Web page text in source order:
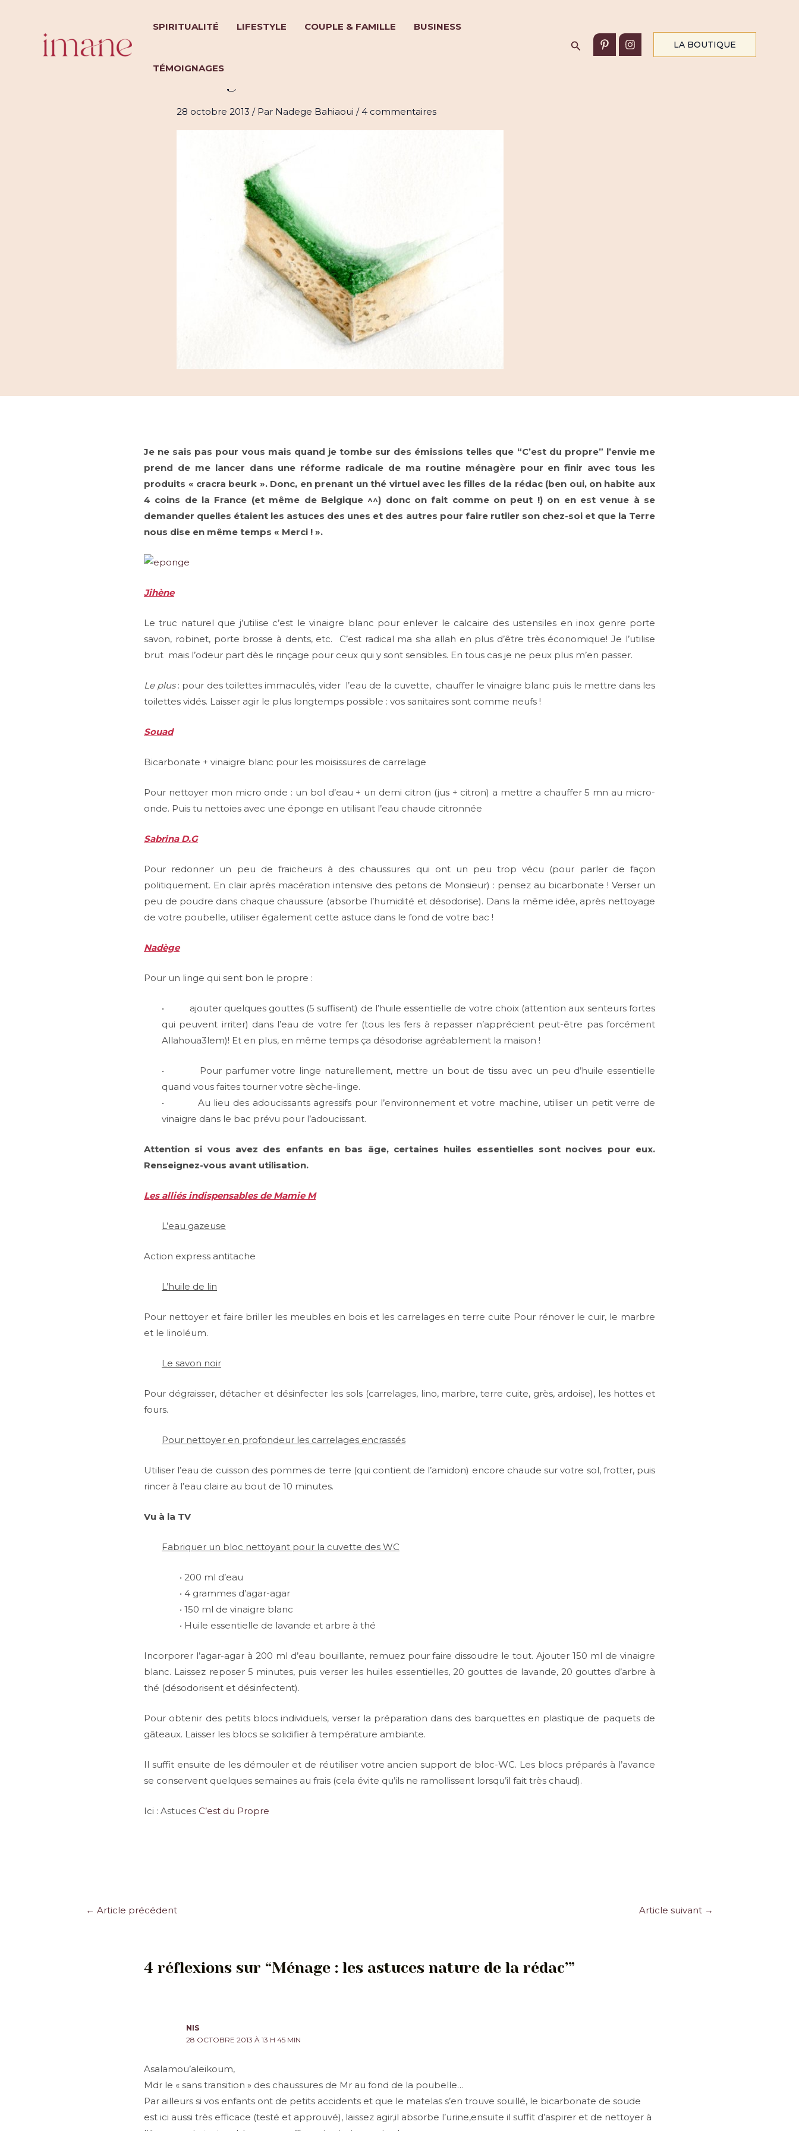
SPIRITUALITÉ LIFESTYLE COUPLE & FAMILLE BUSINESS
TÉMOIGNAGES
Rechercher LA BOUTIQUE
28 octobre 2013 / Par Nadege Bahiaoui /4 commentaires
Je ne sais pas pour vous mais quand je tombe sur des émissions telles que “C’est du propre” l’envie me
prend de me lancer dans une réforme radicale de ma routine ménagère pour en finir avec tous les
produits « cracra beurk ». Donc, en prenant un thé virtuel avec les filles de la rédac (ben oui, on habite aux
4 coins de la France (et même de Belgique ^^) donc on fait comme on peut !) on en est venue à se
demander quelles étaient les astuces des unes et des autres pour faire rutiler son chez-soi et que la Terre
nous dise en même temps « Merci ! ».
Jihène
Le truc naturel que j’utilise c’est le vinaigre blanc pour enlever le calcaire des ustensiles en inox genre porte
savon, robinet, porte brosse à dents, etc. C’est radical ma sha allah en plus d’être très économique! Je l’utilise
brut mais l’odeur part dès le rinçage pour ceux qui y sont sensibles. En tous cas je ne peux plus m’en passer.
Le plus: pour des toilettes immaculés, vider l’eau de la cuvette, chauffer le vinaigre blanc puis le mettre dans les
toilettes vidés. Laisser agir le plus longtemps possible : vos sanitaires sont comme neufs !
Souad
Bicarbonate + vinaigre blanc pour les moisissures de carrelage
Pour nettoyer mon micro onde : un bol d’eau + un demi citron (jus + citron) a mettre a chauffer 5 mn au micro-
onde. Puis tu nettoies avec une éponge en utilisant l’eau chaude citronnée
Sabrina D.G
Pour redonner un peu de fraicheurs à des chaussures qui ont un peu trop vécu (pour parler de façon
politiquement. En clair après macération intensive des petons de Monsieur) : pensez au bicarbonate ! Verser un
peu de poudre dans chaque chaussure (absorbe l’humidité et désodorise). Dans la même idée, après nettoyage
de votre poubelle, utiliser également cette astuce dans le fond de votre bac !
Nadège
Pour un linge qui sent bon le propre :
• ajouter quelques gouttes (5 suffisent) de l’huile essentielle de votre choix (attention aux senteurs fortes
qui peuvent irriter) dans l’eau de votre fer (tous les fers à repasser n’apprécient peut-être pas forcément
Allahoua3lem)! Et en plus, en même temps ça désodorise agréablement la maison !
• Pour parfumer votre linge naturellement, mettre un bout de tissu avec un peu d’huile essentielle
quand vous faites tourner votre sèche-linge.
• Au lieu des adoucissants agressifs pour l’environnement et votre machine, utiliser un petit verre de
vinaigre dans le bac prévu pour l’adoucissant.
Attention si vous avez des enfants en bas âge, certaines huiles essentielles sont nocives pour eux.
Renseignez-vous avant utilisation.
Les alliés indispensables de Mamie M
L’eau gazeuse
Action express antitache
L’huile de lin
Pour nettoyer et faire briller les meubles en bois et les carrelages en terre cuite Pour rénover le cuir, le marbre
et le linoléum.
Le savon noir
Pour dégraisser, détacher et désinfecter les sols (carrelages, lino, marbre, terre cuite, grès, ardoise), les hottes et
fours.
Pour nettoyer en profondeur les carrelages encrassés
Utiliser l’eau de cuisson des pommes de terre (qui contient de l’amidon) encore chaude sur votre sol, frotter, puis
rincer à l’eau claire au bout de 10 minutes.
Vu à la TV
Fabriquer un bloc nettoyant pour la cuvette des WC
• 200 ml d’eau
• 4 grammes d’agar-agar
• 150 ml de vinaigre blanc
• Huile essentielle de lavande et arbre à thé
Incorporer l’agar-agar à 200 ml d’eau bouillante, remuez pour faire dissoudre le tout. Ajouter 150 ml de vinaigre
blanc. Laissez reposer 5 minutes, puis verser les huiles essentielles, 20 gouttes de lavande, 20 gouttes d’arbre à
thé (désodorisent et désinfectent).
Pour obtenir des petits blocs individuels, verser la préparation dans des barquettes en plastique de paquets de
gâteaux. Laisser les blocs se solidifier à température ambiante.
Il suffit ensuite de les démouler et de réutiliser votre ancien support de bloc-WC. Les blocs préparés à l’avance
se conservent quelques semaines au frais (cela évite qu’ils ne ramollissent lorsqu’il fait très chaud).
Ici : Astuces C’est du Propre
Navigation
← Article précédent Article suivant →
4 réflexions sur “Ménage : les astuces nature de la rédac’”
NIS
28 OCTOBRE 2013 À 13 H 45 MIN
Asalamou’aleikoum,
Mdr le « sans transition » des chaussures de Mr au fond de la poubelle…
Par ailleurs si vos enfants ont de petits accidents et que le matelas s’en trouve souillé, le bicarbonate de soude
est ici aussi très efficace (testé et approuvé), laissez agir,il absorbe l’urine,ensuite il suffit d’aspirer et de nettoyer à